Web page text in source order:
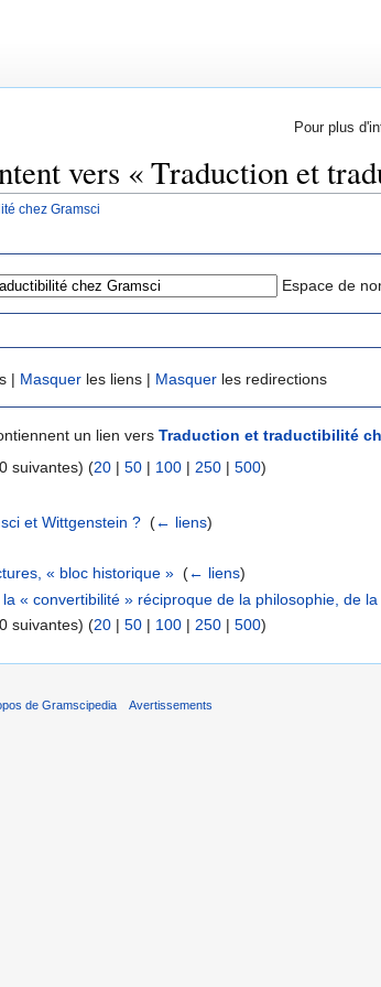
Pour plus
vers « Traduction et
chez Gramsci
Espace de
| Masquer les liens | Masquer les redirections
un lien vers Traduction et traductibilité
suivantes) (20 | 50 | 100 | 250 | 500)
et Wittgenstein ? ‎(← liens)
« bloc historique » ‎(← liens)
« convertibilité » réciproque de la philosophie, de la
suivantes) (20 | 50 | 100 | 250 | 500)
de Gramscipedia Avertissements